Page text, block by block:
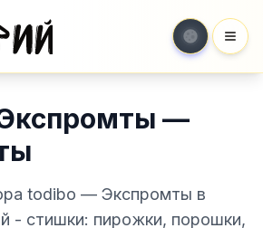
—
todibo — Экспромты в
- стишки: пирожки, порошки,